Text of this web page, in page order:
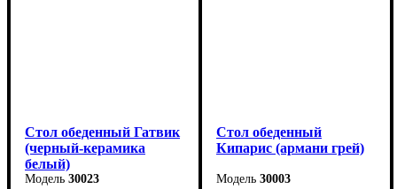
Стол обеденный Гатвик
(черный-керамика
белый)
30023
Стол обеденный
Кипарис (армани грей)
30003